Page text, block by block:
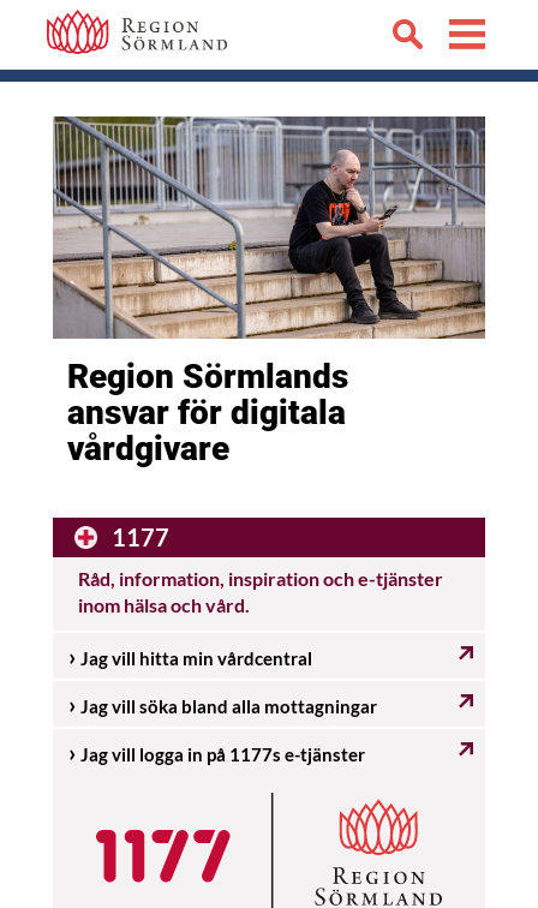
Region Sörmlands
ansvar för digitala
vårdgivare
1177
Råd, information, inspiration och e-tjänster
inom hälsa och vård.
Jag vill hitta min vårdcentral
Jag vill söka bland alla mottagningar
Jag vill logga in på 1177s e-tjänster